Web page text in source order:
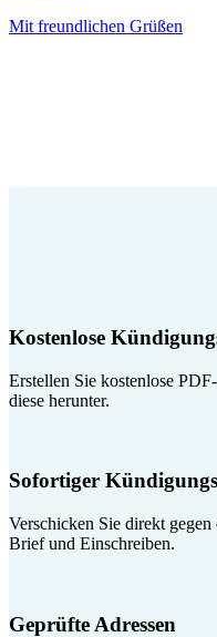
Mit freundlichen Grüßen
Kostenlose
Erstellen Sie kostenlose
diese herunter.
Sofortiger
Verschicken Sie direkt
Brief und Einschreiben.
Geprüfte Adressen